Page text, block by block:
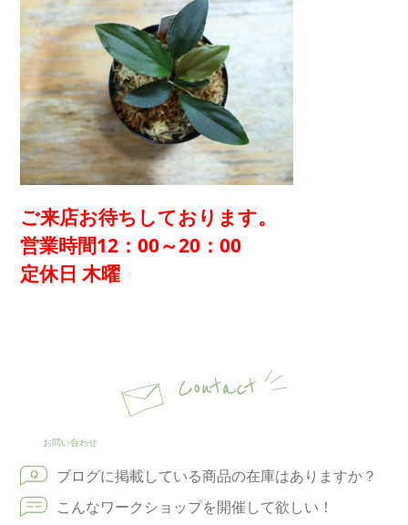
ご来店お待ちしております。
営業時間12：00～20：00
定休日 木曜
Contact
お問い合わせ
ブログに掲載している商品の在庫はありますか？
こんなワークショップを開催して欲しい！